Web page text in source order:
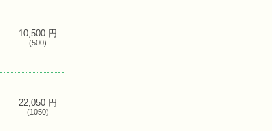
10,500 円
(500)
22,050 円
(1050)